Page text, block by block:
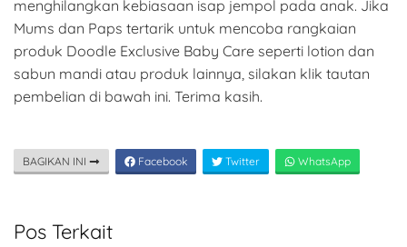
menghilangkan kebiasaan isap jempol pada anak. Jika
Mums dan Paps tertarik untuk mencoba rangkaian
produk Doodle Exclusive Baby Care seperti lotion dan
sabun mandi atau produk lainnya, silakan klik tautan
pembelian di bawah ini. Terima kasih.
BAGIKAN INI Facebook Twitter WhatsApp
Pos Terkait